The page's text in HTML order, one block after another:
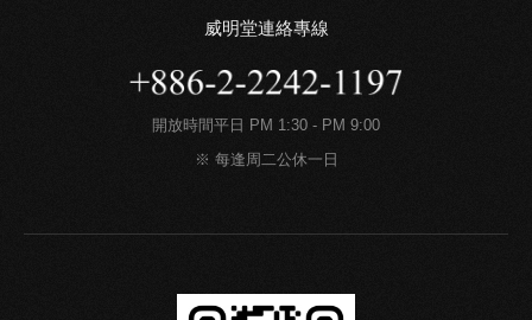
威明堂連絡專線
開放時間平日 PM 1:30 - PM 9:00
※ 每逢周二公休一日